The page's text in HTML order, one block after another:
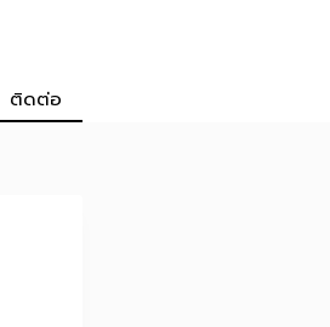
ติดต่อ